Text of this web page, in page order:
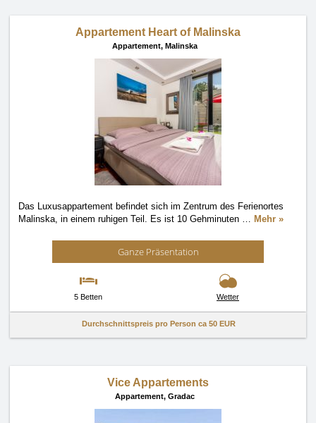
Appartement Heart of Malinska
Appartement, Malinska
Das Luxusappartement befindet sich im Zentrum des Ferienortes
Malinska, in einem ruhigen Teil. Es ist 10 Gehminuten … Mehr »
Ganze Präsentation
5 Betten Wetter
Durchschnittspreis pro Person ca 50 EUR
Vice Appartements
Appartement, Gradac